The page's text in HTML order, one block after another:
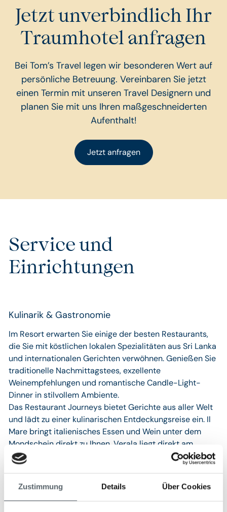
Zustimmung Details Über Cookies
Jetzt unverbindlich Ihr
Traumhotel anfragen
Bei Tom’s Travel legen wir besonderen Wert auf
persönliche Betreuung. Vereinbaren Sie jetzt
einen Termin mit unseren Travel Designern und
planen Sie mit uns Ihren maßgeschneiderten
Aufenthalt!
Jetzt anfragen
Service und
Einrichtungen
Kulinarik & Gastronomie
Im Resort erwarten Sie einige der besten Restaurants,
die Sie mit köstlichen lokalen Spezialitäten aus Sri Lanka
und internationalen Gerichten verwöhnen. Genießen Sie
traditionelle Nachmittagstees, exzellente
Weinempfehlungen und romantische Candle-Light-
Dinner in stilvollem Ambiente.
Das Restaurant Journeys bietet Gerichte aus aller Welt
und lädt zu einer kulinarischen Entdeckungsreise ein. Il
Mare bringt italienisches Essen und Wein unter dem
Mondschein direkt zu Ihnen. Verala liegt direkt am
Strand und bietet frische srilankische Küche. Für
besondere Anlässe ist Dining by Design ideal – hier
Die Lobby-Lounge ist der perfekte Ort für Tee, Cocktails
und kleine Snacks im gemütlichen Stil von Ceylon. Die